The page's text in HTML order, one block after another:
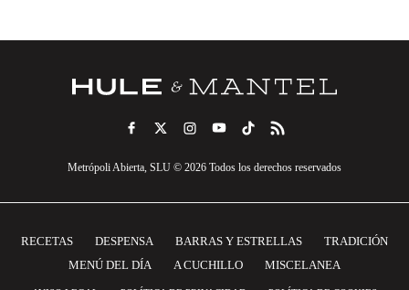
Metrópoli Abierta, SLU © 2026 Todos los derechos reservados
RECETAS DESPENSA BARRAS Y ESTRELLAS
TRADICIÓN
MENÚ DEL DÍA
A CUCHILLO MISCELANEA